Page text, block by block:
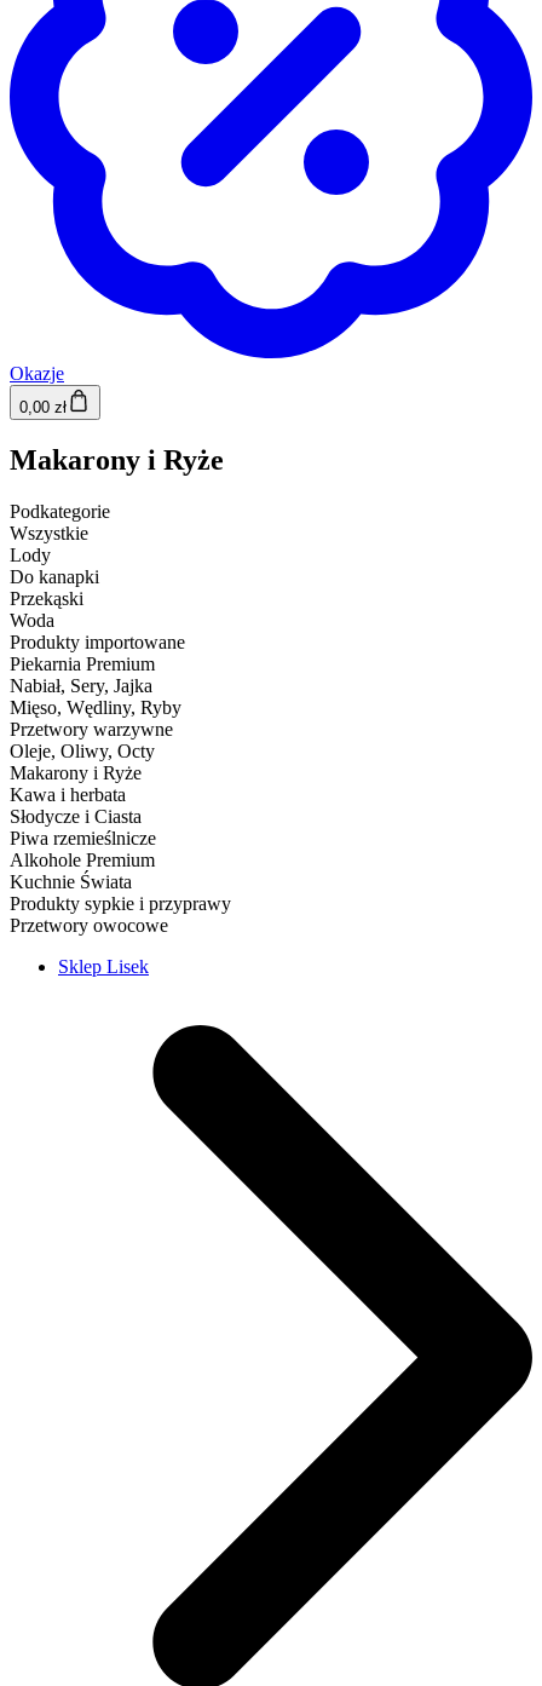
Okazje
0,00 zł
Makarony i Ryże
Podkategorie
Wszystkie
Lody
Do kanapki
Przekąski
Woda
Produkty importowane
Piekarnia Premium
Nabiał, Sery, Jajka
Mięso, Wędliny, Ryby
Przetwory warzywne
Oleje, Oliwy, Octy
Makarony i Ryże
Kawa i herbata
Słodycze i Ciasta
Piwa rzemieślnicze
Alkohole Premium
Kuchnie Świata
Produkty sypkie i przyprawy
Przetwory owocowe
Sklep Lisek